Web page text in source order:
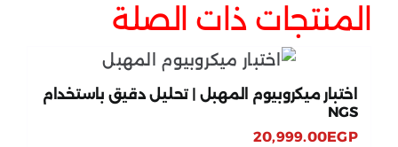
المنتجات ذات الصلة
اختبار ميكروبيوم المهبل | تحليل دقيق باستخدام
NGS
20,999.00EGP